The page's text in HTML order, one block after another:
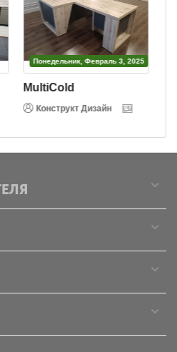
Понедельник, Февраль 3, 2025
MultiCold
Конструкт Дизайн